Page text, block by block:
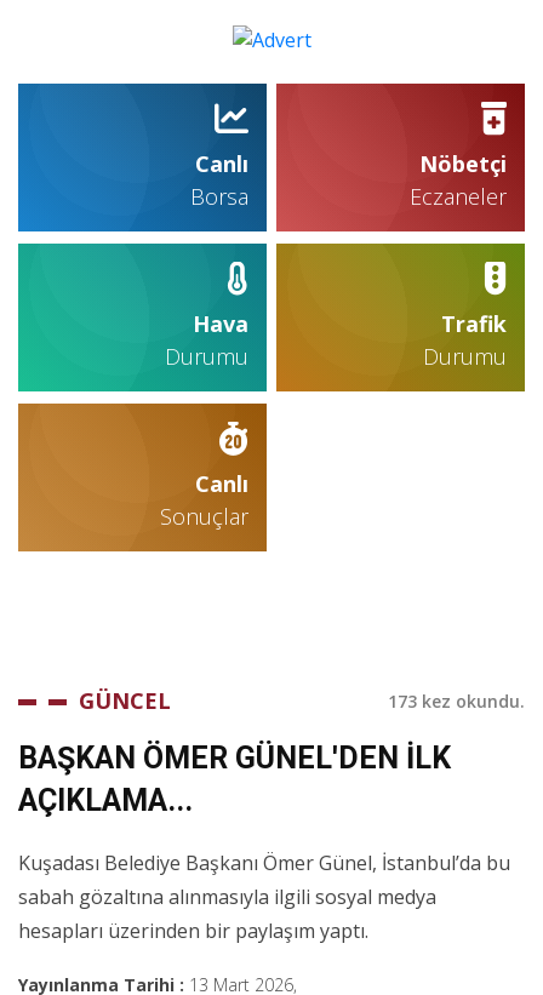
Canlı
Borsa
Nöbetçi
Eczaneler
Hava
Durumu
Trafik
Durumu
Canlı
Sonuçlar
GÜNCEL 173 kez okundu.
BAŞKAN ÖMER GÜNEL'DEN İLK
AÇIKLAMA...
Kuşadası Belediye Başkanı Ömer Günel, İstanbul’da bu
sabah gözaltına alınmasıyla ilgili sosyal medya
hesapları üzerinden bir paylaşım yaptı.
Yayınlanma Tarihi : 13 Mart 2026,